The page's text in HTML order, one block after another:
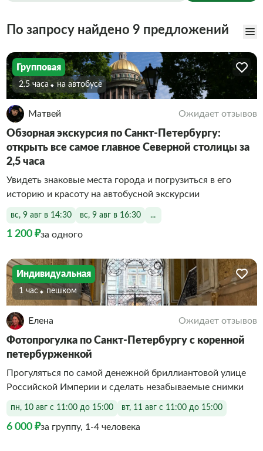
По запросу найдено 9 предложений
Групповая
2.5 часа На автобусе
Матвей Ожидает отзывов
Обзорная экскурсия по Санкт-Петербургу:
открыть все самое главное Северной столицы за
2,5 часа
Увидеть знаковые места города и погрузиться в его
историю и красоту на автобусной экскурсии
вс, 9 авг в 14:30 вс, 9 авг в 16:30 ...
1 200 ₽за одного
Индивидуальная
1 час Пешком
Елена Ожидает отзывов
Фотопрогулка по Санкт-Петербургу с коренной
петербурженкой
Прогуляться по самой денежной бриллиантовой улице
Российской Империи и сделать незабываемые снимки
пн, 10 авг с 11:00 до 15:00 вт, 11 авг с 11:00 до 15:00
6 000 ₽за группу, 1-4 человека